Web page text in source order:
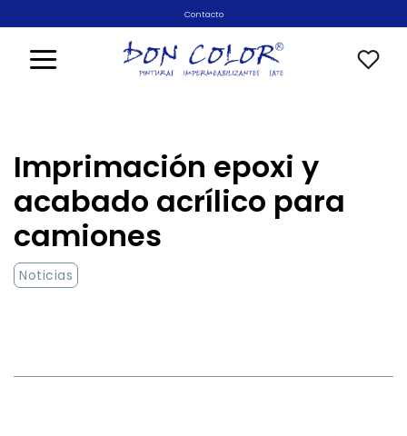
al
contenido
Contacto
Noticias
Imprimación epoxi y
acabado acrílico para
camiones